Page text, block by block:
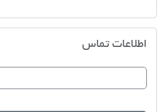
اطلاعات تماس